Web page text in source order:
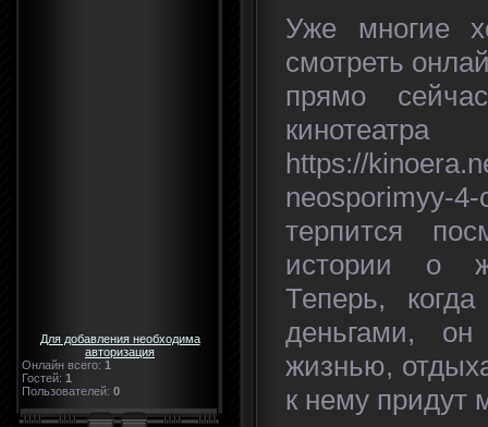
Для добавления необходима
авторизация
Онлайн всего: 1
Гостей: 1
Пользователей: 0
Уже многие
смотреть
прямо
https://
neosporimyy-
терпится
истории о
Теперь,
деньгами, он
жизнью,
к нему придут